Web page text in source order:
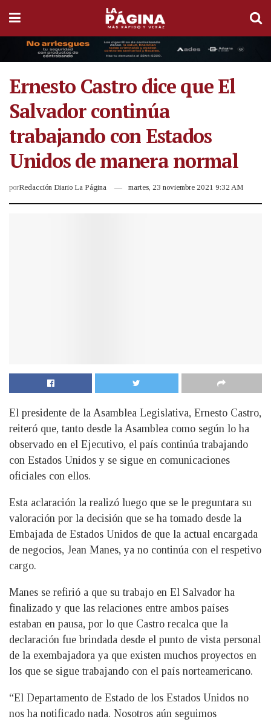
Ernesto Castro dice que El
Salvador continúa
trabajando con Estados
Unidos de manera normal
porRedacción Diario La Página martes, 23 noviembre 2021 9:32 AM
El presidente de la Asamblea Legislativa, Ernesto Castro,
reiteró que, tanto desde la Asamblea como según lo ha
observado en el Ejecutivo, el país continúa trabajando
con Estados Unidos y se sigue en comunicaciones
oficiales con ellos.
Esta aclaración la realizó luego que se le preguntara su
valoración por la decisión que se ha tomado desde la
Embajada de Estados Unidos de que la actual encargada
de negocios, Jean Manes, ya no continúa con el respetivo
cargo.
Manes se refirió a que su trabajo en El Salvador ha
finalizado y que las relaciones entre ambos países
estaban en pausa, por lo que Castro recalca que la
declaración fue brindada desde el punto de vista personal
de la exembajadora ya que existen muchos proyectos en
los que se sigue trabajando con el país norteamericano.
“El Departamento de Estado de los Estados Unidos no
nos ha notificado nada. Nosotros aún seguimos